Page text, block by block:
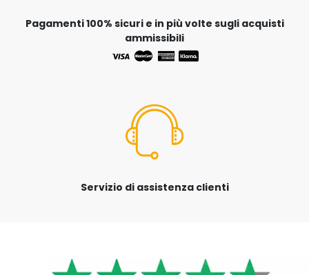
Pagamenti 100% sicuri e in più volte sugli acquisti
ammissibili
Servizio di assistenza clienti